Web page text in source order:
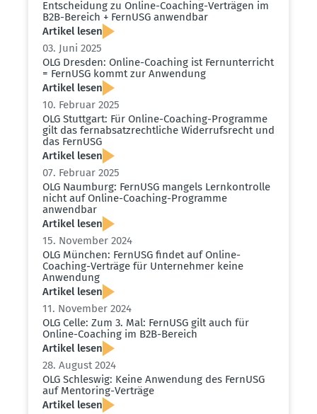
Entscheidung zu Online-Coaching-Verträgen im
B2B-Bereich + FernUSG anwendbar
Artikel lesen
03. Juni 2025
OLG Dresden: Online-Coaching ist Fernun­ter­richt
= FernUSG kommt zur Anwendung
Artikel lesen
10. Februar 2025
OLG Stuttgart: Für Online-Coaching-Programme
gilt das fernab­satz­recht­liche Wider­rufs­recht und
das FernUSG
Artikel lesen
07. Februar 2025
OLG Naumburg: FernUSG mangels Lernkon­trolle
nicht auf Online-Coaching-Programme
anwendbar
Artikel lesen
15. November 2024
OLG München: FernUSG findet auf Online-
Coaching-Verträge für Unter­nehmer keine
Anwendung
Artikel lesen
11. November 2024
OLG Celle: Zum 3. Mal: FernUSG gilt auch für
Online-Coaching im B2B-Bereich
Artikel lesen
28. August 2024
OLG Schleswig: Keine Anwendung des FernUSG
auf Mentoring-Verträge
Artikel lesen